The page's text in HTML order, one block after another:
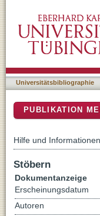
Universitätsbibliographie
PUBLIKATION
Hilfe und Informationen
Stöbern
Dokumentanzeige
Erscheinungsdatum
Autoren